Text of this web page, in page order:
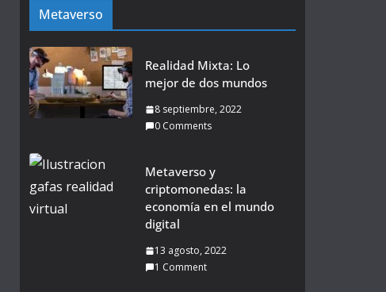
Metaverso
Realidad Mixta: Lo
mejor de dos mundos
8 septiembre, 2022
0 Comments
Metaverso y
criptomonedas: la
economía en el mundo
digital
13 agosto, 2022
1 Comment